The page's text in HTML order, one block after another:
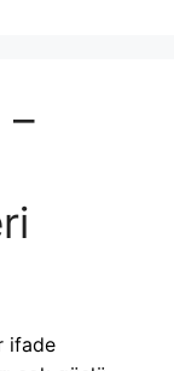
–
ifade